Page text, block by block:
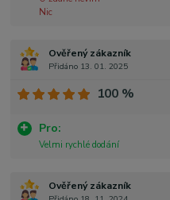
Nic
Ověřený zákazník
Přidáno 13. 01. 2025
Pro:
Velmi rychlé dodání
100 %
Ověřený zákazník